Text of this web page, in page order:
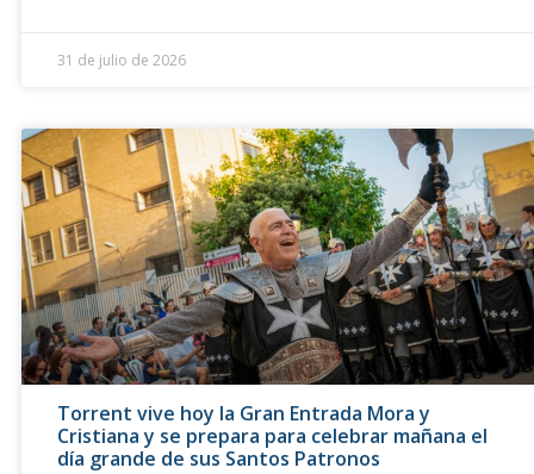
31 de julio de 2026
Torrent vive hoy la Gran Entrada Mora y
Cristiana y se prepara para celebrar mañana el
día grande de sus Santos Patronos